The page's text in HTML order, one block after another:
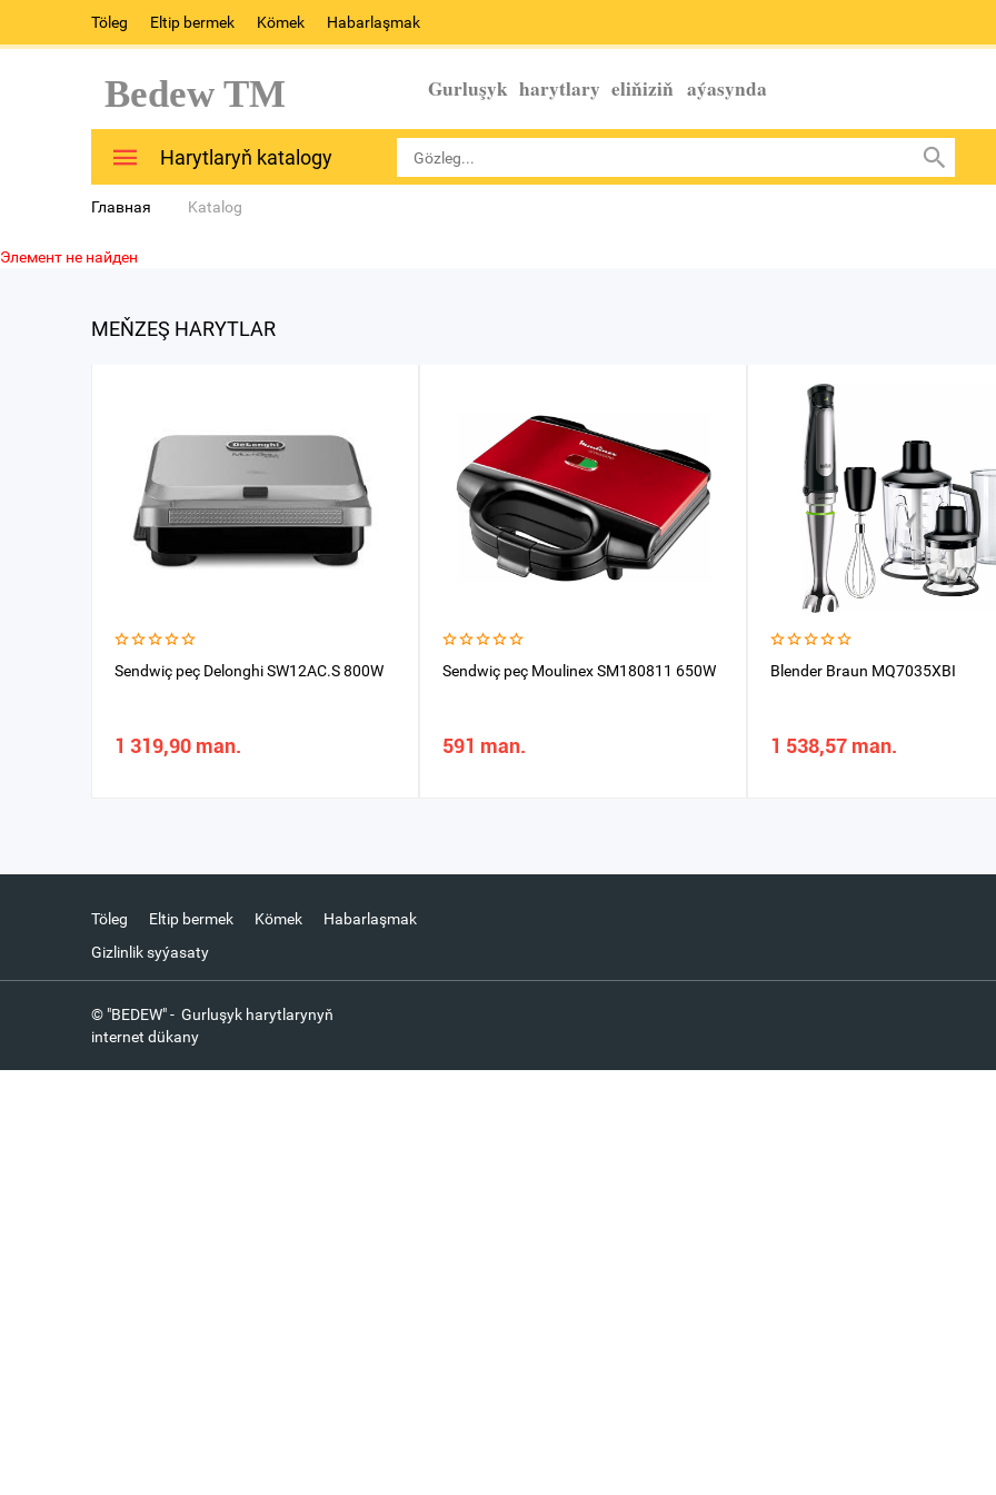
Töleg Eltip bermek Kömek Habarlaşmak
Bedew TM Gurluşyk harytlary eliňiziň aýasynda
Harytlaryň katalogy
Главная Katalog
Элемент не найден
MEŇZEŞ HARYTLAR
Sendwiç peç Delonghi SW12AC.S 800W
1 319,90 man.
Sendwiç peç Moulinex SM180811 650W
591 man.
Blender Braun MQ7035XBI
1 538,57 man.
Töleg Eltip bermek Kömek
Habarlaşmak
Gizlinlik syýasaty
© "BEDEW" - Gurluşyk harytlarynyň
internet dükany